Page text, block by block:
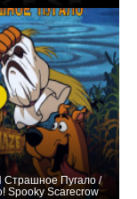
Страшное Пугало /
Spooky Scarecrow